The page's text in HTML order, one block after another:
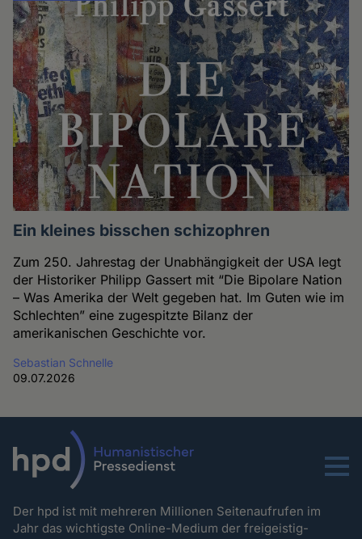
Ein kleines bisschen schizophren
Zum 250. Jahrestag der Unabhängigkeit der USA legt
der Historiker Philipp Gassert mit “Die Bipolare Nation
– Was Amerika der Welt gegeben hat. Im Guten wie im
Schlechten” eine zugespitzte Bilanz der
amerikanischen Geschichte vor.
Sebastian Schnelle
09.07.2026
Menu
Der hpd ist mit mehreren Millionen Seitenaufrufen im
Jahr das wichtigste Online-Medium der freigeistig-